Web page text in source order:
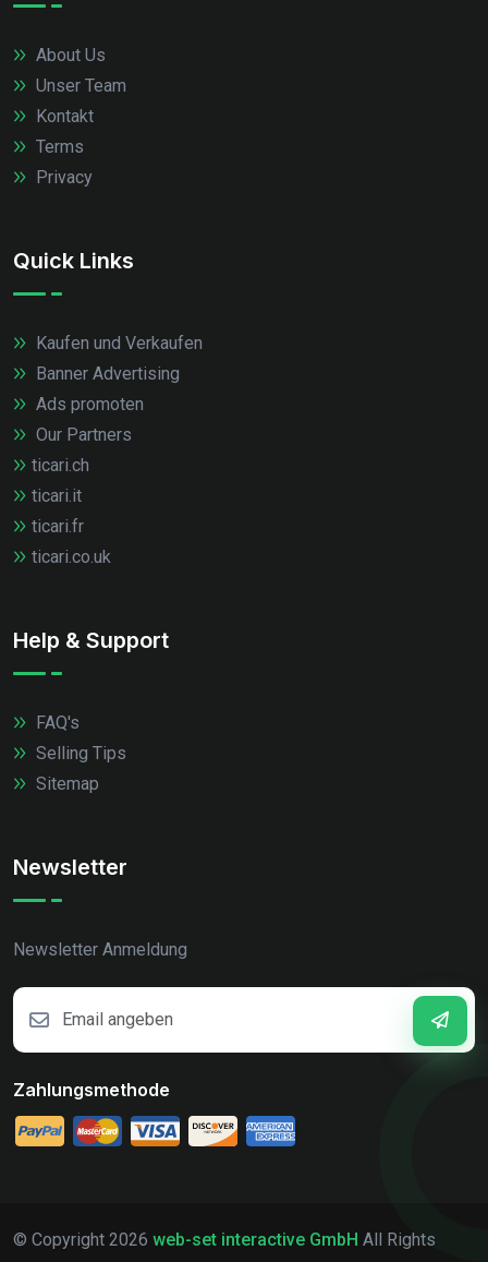
About Us
Unser Team
Kontakt
Terms
Privacy
Quick Links
Kaufen und Verkaufen
Banner Advertising
Ads promoten
Our Partners
ticari.ch
ticari.it
ticari.fr
ticari.co.uk
Help & Support
FAQ's
Selling Tips
Sitemap
Newsletter
Newsletter Anmeldung
Zahlungsmethode
© Copyright 2026 web-set interactive GmbH All Rights